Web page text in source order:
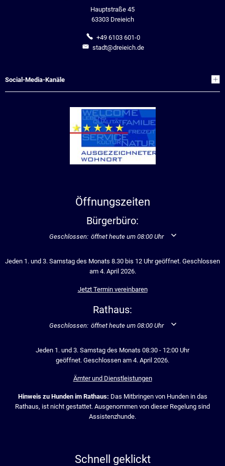
Hauptstraße 45
63303 Dreieich
+49 6103 601-0
stadt@dreieich.de
Social-Media-Kanäle
Öffnungszeiten
Bürgerbüro:
Klicken, um weitere Öffnungs- oder Schließzeiten
Geschlossen: öffnet heute um 08:00 Uhr
Jeden 1. und 3. Samstag des Monats 8.30 bis 12 Uhr geöffnet. Geschlossen
am 4. April 2026.
Jetzt Termin vereinbaren
Rathaus:
Klicken, um weitere Öffnungs- oder Schließzeiten
Geschlossen: öffnet heute um 08:00 Uhr
Jeden 1. und 3. Samstag des Monats 08:30 - 12:00 Uhr
geöffnet. Geschlossen am 4. April 2026.
Ämter und Dienstleistungen
Hinweis zu Hunden im Rathaus: Das Mitbringen von Hunden in das
Rathaus, ist nicht gestattet. Ausgenommen von dieser Regelung sind
Assistenzhunde.
Schnell geklickt